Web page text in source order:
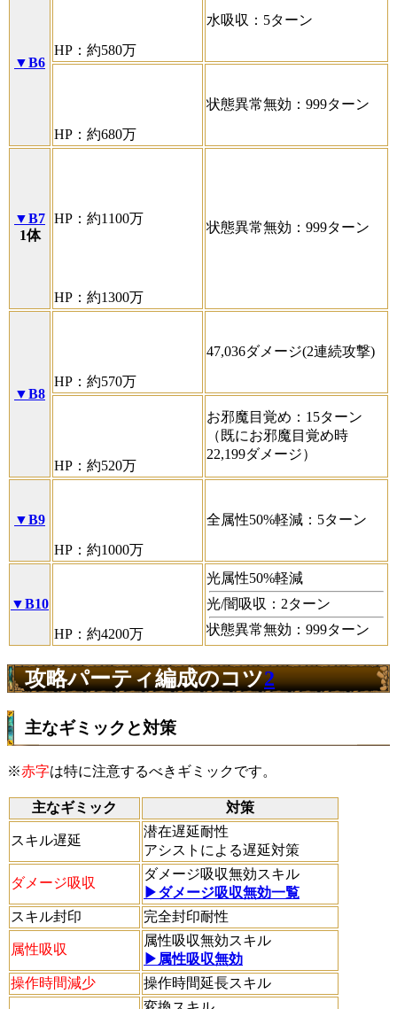
▼B6
HP：約580万
水吸収：5ターン
HP：約680万
状態異常無効：999ターン
▼B7
1体
HP：約1100万
HP：約1300万
状態異常無効：999ターン
▼B8
HP：約570万
47,036ダメージ(2連続攻撃)
HP：約520万
お邪魔目覚め：15ターン
（既にお邪魔目覚め時
22,199ダメージ）
▼B9
HP：約1000万
全属性50%軽減：5ターン
▼B10
HP：約4200万
光属性50%軽減
光/闇吸収：2ターン
状態異常無効：999ターン
攻略パーティ編成のコツ2
主なギミックと対策
※赤字は特に注意するべきギミックです。
主なギミック 対策
スキル遅延
潜在遅延耐性
アシストによる遅延対策
ダメージ吸収
ダメージ吸収無効スキル
▶ダメージ吸収無効一覧
スキル封印
完全封印耐性
属性吸収
属性吸収無効スキル
▶属性吸収無効
操作時間減少
操作時間延長スキル